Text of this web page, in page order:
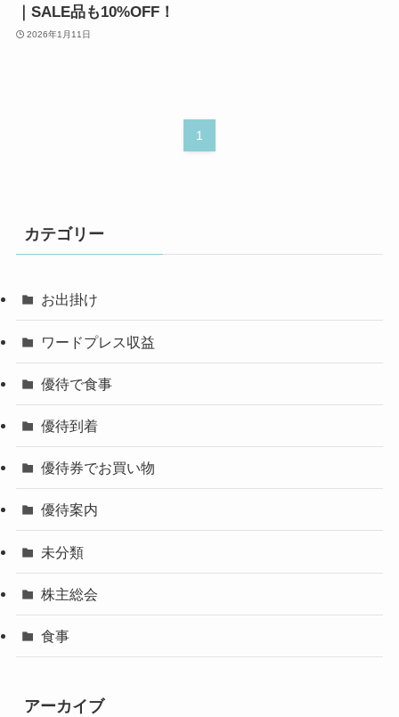
｜SALE品も10%OFF！
2026年1月11日
1
カテゴリー
お出掛け
ワードプレス収益
優待で食事
優待到着
優待券でお買い物
優待案内
未分類
株主総会
食事
アーカイブ